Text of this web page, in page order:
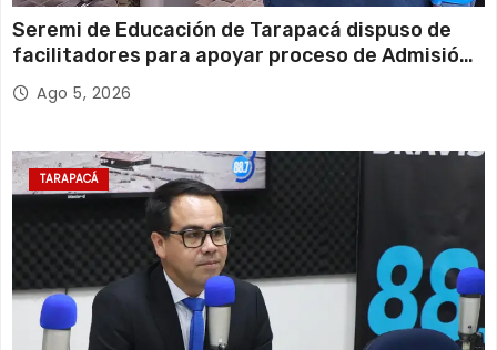
Seremi de Educación de Tarapacá dispuso de
facilitadores para apoyar proceso de Admisión
Escolar 2027
Ago 5, 2026
TARAPACÁ